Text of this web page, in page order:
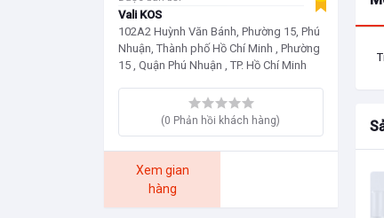
Độ nới 5cm
Website https://
Thương hiệu
Xuất xứ Made in China
Bảo hành
Vali KOS
102A2 Huỳnh Văn Bánh, Phường 15, Phú
Nhuận, Thành phố Hồ Chí Minh , Phường
15 , Quận Phú Nhuận , TP. Hồ Chí Minh
(0 Phản hồi khách hàng)
Xem gian
hàng